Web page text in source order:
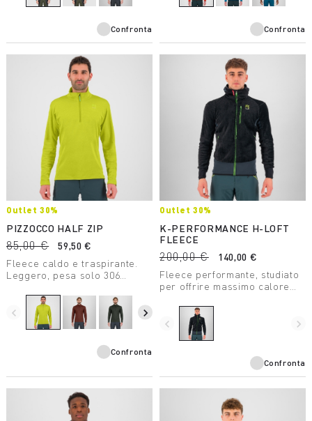
Confronta Confronta
Outlet 30%
PIZZOCCO HALF ZIP
85,00 €
59,50 €
Fleece caldo e traspirante.
Leggero, pesa solo 306
attività invernali.
navigate_before navigate_next
Confronta
Outlet 30%
K-PERFORMANCE H-LOFT
FLEECE
200,00 €
140,00 €
Fleece performante, studiato
per offrire massimo calore
per la vestibilità a strati,
facilmente comprimibile.
navigate_before navigate_next
Confronta